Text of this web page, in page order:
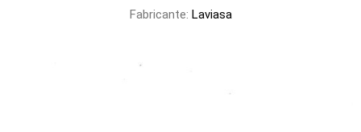
Fabricante: Laviasa